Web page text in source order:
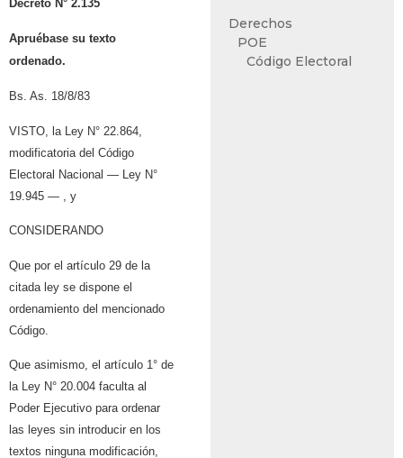
Decreto N° 2.135
Apruébase su texto
ordenado.
Bs. As. 18/8/83
VISTO, la Ley N° 22.864,
modificatoria del Código
Electoral Nacional — Ley N°
19.945 — , y
CONSIDERANDO
Que por el artículo 29 de la
citada ley se dispone el
ordenamiento del mencionado
Código.
Que asimismo, el artículo 1° de
la Ley N° 20.004 faculta al
Poder Ejecutivo para ordenar
las leyes sin introducir en los
textos ninguna modificación,
Derechos
POE
Código Electoral